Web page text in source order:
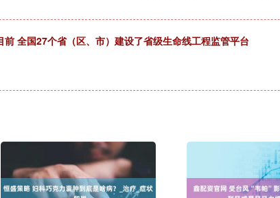
全国27个省（区、市）建设了省级生命线工程监管平台